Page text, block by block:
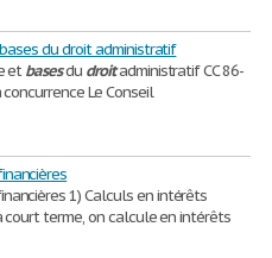
du droit administratif
etbasesdudroitadministratif CC 86-
Le Conseil
1) Calculs en intérêts
court terme, on calcule en intérêts